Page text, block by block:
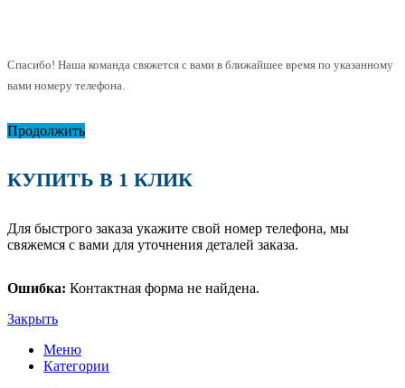
Спасибо! Наша команда свяжется с вами в ближайшее время по указанному
вами номеру телефона.
Продолжить
КУПИТЬ В 1 КЛИК
Для быстрого заказа укажите свой номер телефона, мы
свяжемся с вами для уточнения деталей заказа.
Ошибка: Контактная форма не найдена.
Закрыть
Меню
Категории